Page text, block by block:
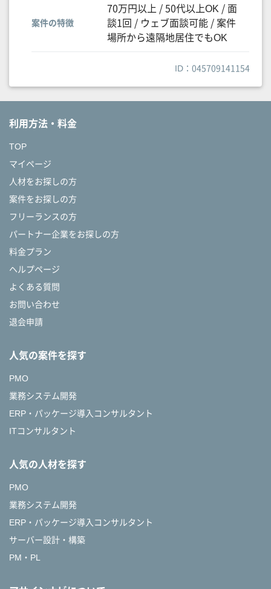
案件の特徴
70万円以上 / 50代以上OK / 面
談1回 / ウェブ面談可能 / 案件
場所から遠隔地居住でもOK
ID：045709141154
利用方法・料金
TOP
マイページ
人材をお探しの方
案件をお探しの方
フリーランスの方
パートナー企業をお探しの方
料金プラン
ヘルプページ
よくある質問
お問い合わせ
退会申請
人気の案件を探す
PMO
業務システム開発
ERP・パッケージ導入コンサルタント
ITコンサルタント
人気の人材を探す
PMO
業務システム開発
ERP・パッケージ導入コンサルタント
サーバー設計・構築
PM・PL